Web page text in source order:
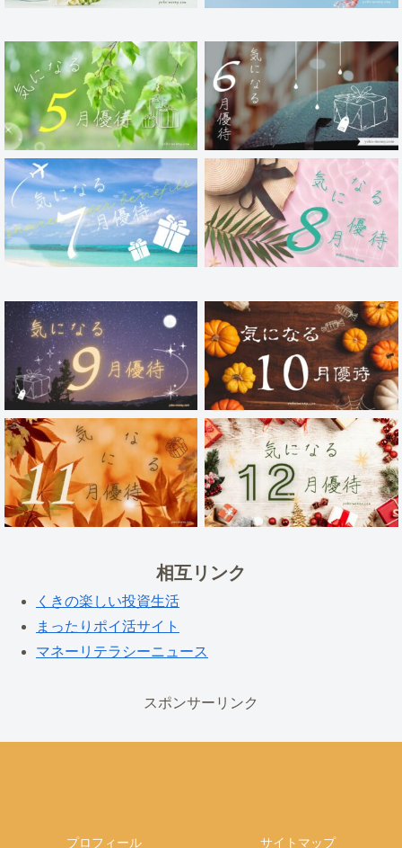
相互リンク
くきの楽しい投資生活
まったりポイ活サイト
マネーリテラシーニュース
スポンサーリンク
プロフィール サイトマップ